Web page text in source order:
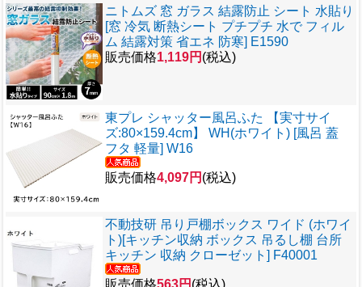
ニトムズ 窓 ガラス 結露防止 シート 水貼り
[窓 冷気 断熱シート プチプチ 水で フィル
ム 結露対策 省エネ 防寒] E1590
販売価格1,119円 (税込)
東プレ シャッター風呂ふた 【実寸サイ
ズ:80×159.4cm】 WH(ホワイト) [風呂 蓋
フタ 軽量] W16
販売価格4,097円 (税込)
不動技研 吊り戸棚ボックス ワイド (ホワイ
ト)[キッチン収納 ボックス 吊るし棚 台所
キッチン 収納 クローゼット] F40001
販売価格563円 (税込)